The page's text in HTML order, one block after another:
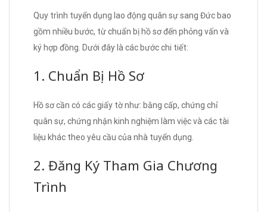
Quy trình tuyển dụng lao động quân sự sang Đức bao
gồm nhiều bước, từ chuẩn bị hồ sơ đến phỏng vấn và
ký hợp đồng. Dưới đây là các bước chi tiết:
1. Chuẩn Bị Hồ Sơ
Hồ sơ cần có các giấy tờ như: bằng cấp, chứng chỉ
quân sự, chứng nhận kinh nghiệm làm việc và các tài
liệu khác theo yêu cầu của nhà tuyển dụng.
2. Đăng Ký Tham Gia Chương
Trình